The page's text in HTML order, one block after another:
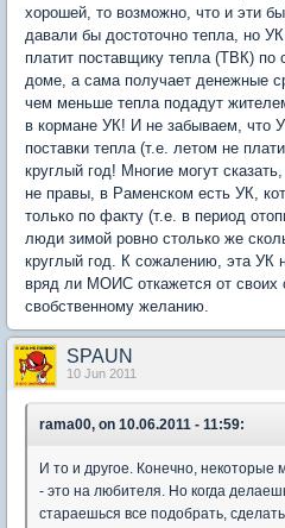
хорошей, то возможно, что и эти
давали бы достоточно тепла, но
платит поставщику тепла (ТВК) по
доме, а сама получает денежные
чем меньше тепла подадут
в кормане УК! И не забываем, что
поставки тепла (т.е. летом не
круглый год! Многие могут
не правы, в Раменском есть УК,
только по факту (т.е. в период
люди зимой ровно столько же
круглый год. К сожалению, эта
вряд ли МОИС откажется от своих
свобственному желанию.
SPAUN
10 Jun 2011
rama00, on 10.06.2011 - 11:59:
И то и другое. Конечно, некоторые
- это на любителя. Но когда
стараешься все подобрать,